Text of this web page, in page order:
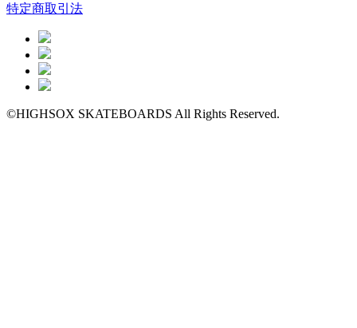
特定商取引法
©HIGHSOX SKATEBOARDS All Rights Reserved.